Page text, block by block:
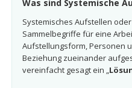
Was sind Systemische
Systemisches Aufstellen
Sammelbegriffe für eine
Aufstellungsform, Personen
Beziehung zueinander
vereinfacht gesagt ein „